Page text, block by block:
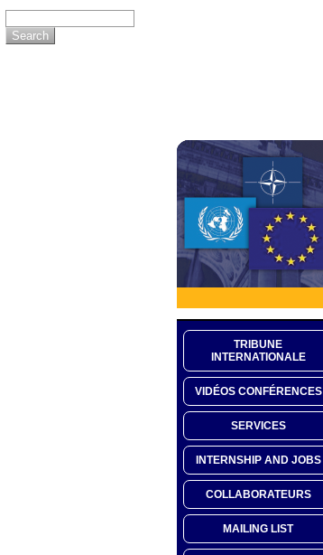
TRIBUNE
INTERNATIONALE
VIDÉOS CONFÉRENCES
SERVICES
INTERNSHIP AND JOBS
COLLABORATEURS
MAILING LIST